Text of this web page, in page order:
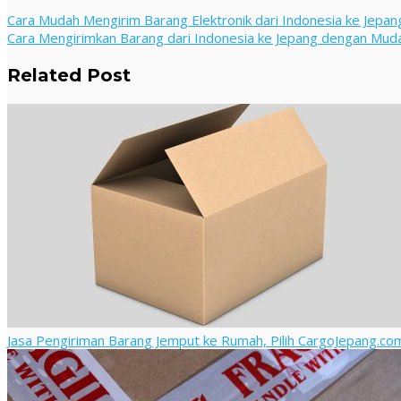
Cara Mudah Mengirim Barang Elektronik dari Indonesia ke
Cara Mengirimkan Barang dari Indonesia ke Jepang dengan
Related Post
Jasa Pengiriman Barang Jemput ke Rumah, Pilih